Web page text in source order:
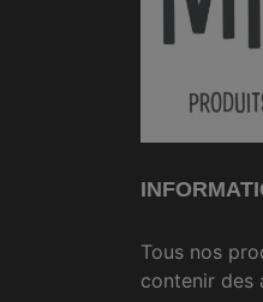
Tous nos
contenir des